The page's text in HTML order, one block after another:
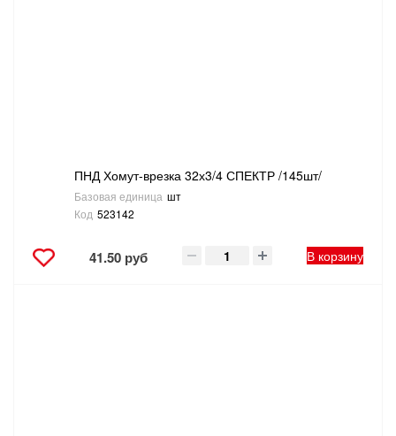
ПНД Хомут-врезка 32х3/4 СПЕКТР /145шт/
Базовая единица шт
Код 523142
41.50 руб В корзину